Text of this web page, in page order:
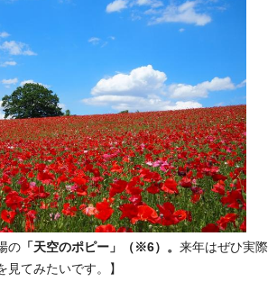
の 「天空のポピー」（※6）。 来年はぜひ実際
見てみたいです。】